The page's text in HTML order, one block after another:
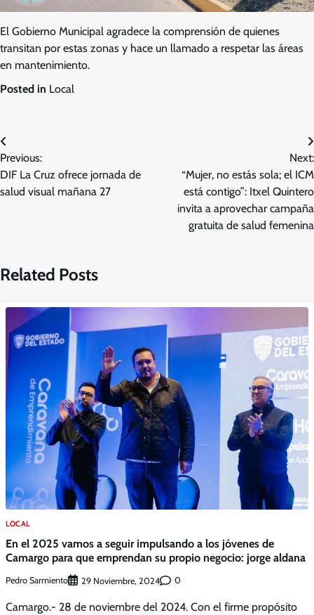
El Gobierno Municipal agradece la comprensión de quienes
transitan por estas zonas y hace un llamado a respetar las áreas
en mantenimiento.
Posted in Local
Navegación
de
entradas
Previous:
DIF La Cruz ofrece jornada de
salud visual mañana 27
Next:
“Mujer, no estás sola; el ICM
está contigo”: Itxel Quintero
invita a aprovechar campaña
gratuita de salud femenina
Related Posts
LOCAL
En el 2025 vamos a seguir impulsando a los jóvenes de
Camargo para que emprendan su propio negocio: jorge aldana
Pedro Sarmiento 29 Noviembre, 2024 0
Camargo.- 28 de noviembre del 2024. Con el firme propósito